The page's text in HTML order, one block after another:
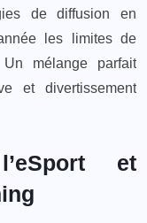
de diffusion en
les limites de
Un mélange parfait
et divertissement
et